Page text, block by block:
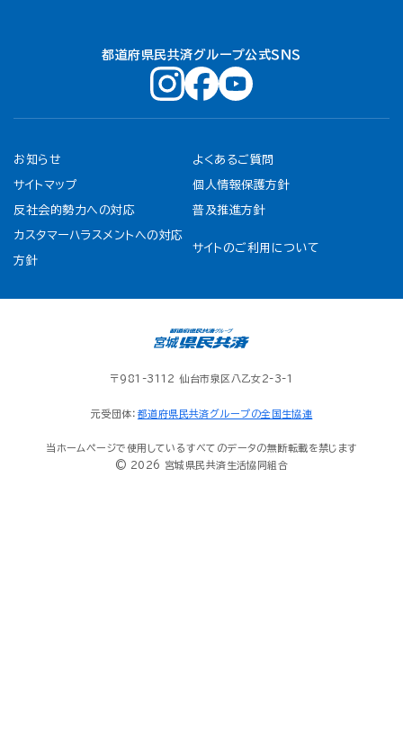
都道府県民共済グループ公式ＳＮＳ
お知らせ よくあるご質問
サイトマップ 個人情報保護方針
反社会的勢力への対応 普及推進方針
カスタマーハラスメントへの対応
方針
サイトのご利用について
〒981-3112 仙台市泉区八乙女2-3-1
元受団体： 都道府県民共済グループの全国生協連
当ホームページで使用しているすべてのデータの無断転載を禁じます
© 2026 宮城県民共済生活協同組合